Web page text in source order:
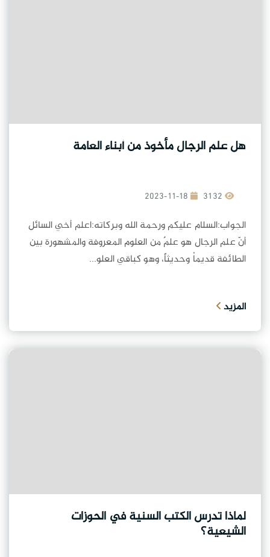
هل علم الرجال مأخوذ من أبناء العامة
2023-11-18
الجواب:السلام عليكم ورحمة الله وبركاته:اعلم أخي السائل
أنّ علم الرجال هو علمٌ من العلوم المعروفة والمشهورة بين
الطائفة قديماُ وحديثاً، وهو كباقي العلو...
المزيد
لماذا تدرس الكتب السنية في الحوزات
الشيعية؟